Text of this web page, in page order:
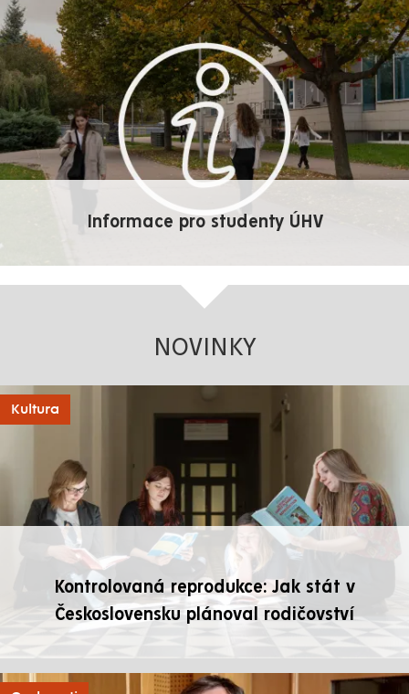
Informace pro studenty ÚHV
NOVINKY
Kultura
Kontrolovaná reprodukce: Jak stát v
Československu plánoval rodičovství